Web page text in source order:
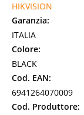
HIKVISION
Garanzia:
ITALIA
Colore:
BLACK
Cod. EAN:
6941264070009
Cod. Produttore: